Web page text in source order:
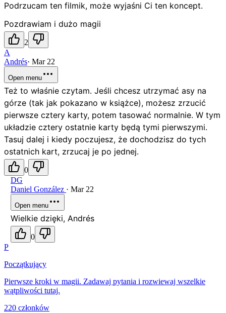
Podrzucam ten filmik, może wyjaśni Ci ten koncept.
Pozdrawiam i dużo magii
2
A
Andrés· Mar 22
Open menu
Też to właśnie czytam. Jeśli chcesz utrzymać asy na
górze (tak jak pokazano w książce), możesz zrzucić
pierwsze cztery karty, potem tasować normalnie. W tym
układzie cztery ostatnie karty będą tymi pierwszymi.
Tasuj dalej i kiedy poczujesz, że dochodzisz do tych
ostatnich kart, zrzucaj je po jednej.
0
DG
Daniel González · Mar 22
Open menu
Wielkie dzięki, Andrés
0
P
Początkujący
Pierwsze kroki w magii. Zadawaj pytania i rozwiewaj wszelkie
wątpliwości tutaj.
220 członków